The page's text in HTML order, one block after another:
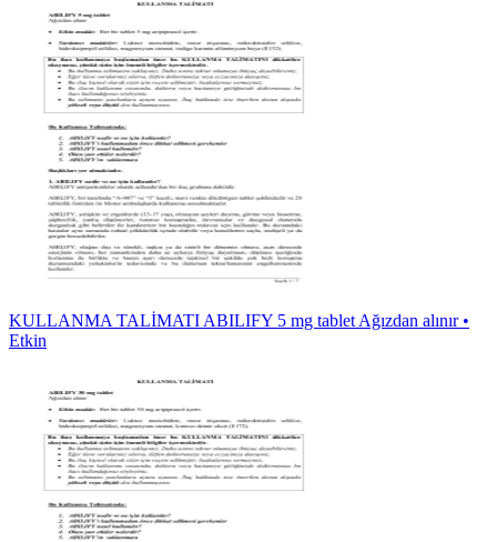
KULLANMA TALİMATI ABILIFY 5 mg tablet Ağızdan alınır •
Etkin